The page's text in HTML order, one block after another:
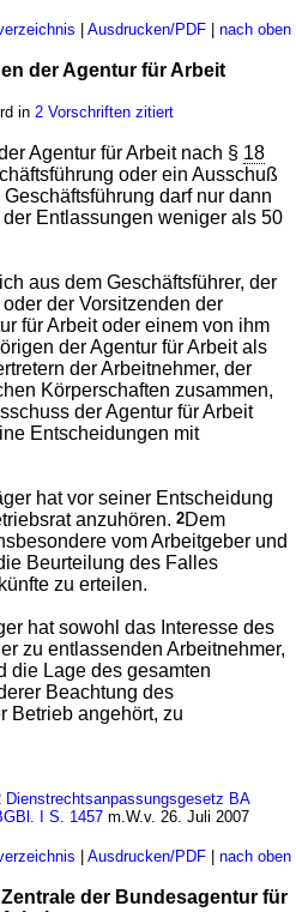
Ausdrucken/PDF| nach oben
der Agentur für Arbeit
in2 Vorschriften zitiert
Agentur für Arbeit nach § 18
oder ein Ausschuß
Geschäftsführung darf nur dann
Entlassungen weniger als 50
aus dem Geschäftsführer, der
der Vorsitzenden der
für Arbeit oder einem von ihm
der Agentur für Arbeit als
der Arbeitnehmer, der
Körperschaften zusammen,
der Agentur für Arbeit
Entscheidungen mit
hat vor seiner Entscheidung
anzuhören.2Dem
vom Arbeitgeber und
Beurteilung des Falles
zu erteilen.
hat sowohl das Interesse des
zu entlassenden Arbeitnehmer,
die Lage des gesamten
Beachtung des
Betrieb angehört, zu
Dienstrechtsanpassungsgesetz BA
I S. 1457 m.W.v. 26. Juli 2007
Ausdrucken/PDF| nach oben
der Bundesagentur für